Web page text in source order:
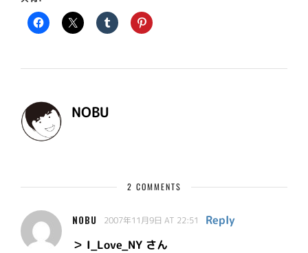
NOBU
2 COMMENTS
NOBU 2007年11月9日 AT 22:51
Reply
＞ I_Love_NY さん